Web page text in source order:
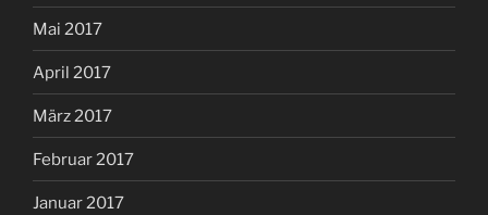
Mai 2017
April 2017
März 2017
Februar 2017
Januar 2017